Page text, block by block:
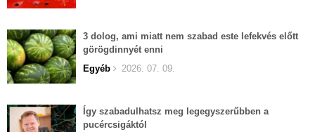
3 dolog, ami miatt nem szabad este lefekvés előtt
görögdinnyét enni
Egyéb
2026. 07. 09.
Így szabadulhatsz meg legegyszerűbben a
pucércsigáktól